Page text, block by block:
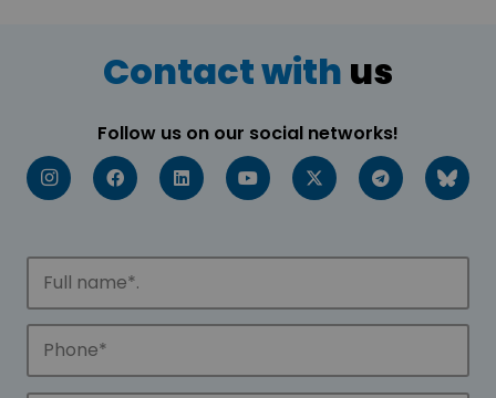
Contact with us
Follow us on our social networks!